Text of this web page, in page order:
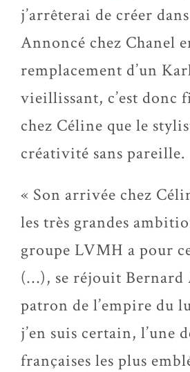
j’arrêterai de créer
Annoncé chez Chanel
remplacement d’un
vieillissant, c’est donc
chez Céline que le
créativité sans pareille.
« Son arrivée chez
les très grandes
groupe LVMH a pour
(…), se réjouit Bernard
patron de l’empire du
j’en suis certain, l’une
françaises les plus